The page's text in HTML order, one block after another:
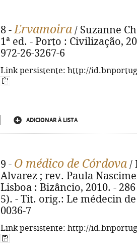
8 -Ervamoira / Suzanne
1ª ed. - Porto : Civilização,
972-26-3267-6
Link persistente: http://
ADICIONAR À LISTA
9 - O médico de Córdova /
Alvarez ; rev. Paula
Lisboa : Bizâncio, 2010. -
5). - Tit. orig.: Le médecin
0036-7
Link persistente: http://